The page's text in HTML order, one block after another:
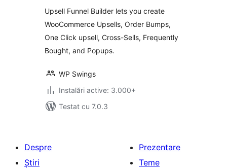
Cross-Sells, Order
Bumps, Frequently
Bought, and
Popups.
Upsell Funnel Builder lets you create
WooCommerce Upsells, Order Bumps,
One Click upsell, Cross-Sells, Frequently
Bought, and Popups.
WP Swings
Instalări active: 3.000+
Testat cu 7.0.3
Despre
Știri
Prezentare
Teme